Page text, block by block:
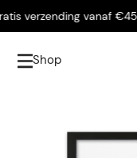
verzending vanaf €45
Shop